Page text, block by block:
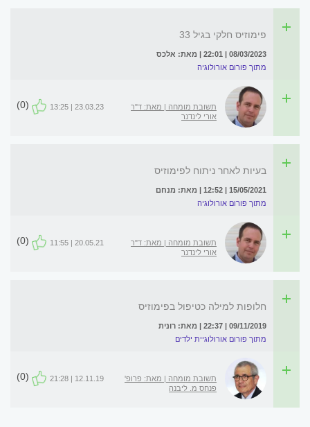
פימוזיס חלקי בגיל 33
08/03/2023 | 22:01 | מאת: אלכס
מתוך פורום אורולוגיה
תשובת מומחה | מאת: ד"ר
אורי לינדנר
23.03.23 | 13:25
(0)
בעיות לאחר ניתוח לפימוזיס
15/05/2021 | 12:52 | מאת: מנחם
מתוך פורום אורולוגיה
תשובת מומחה | מאת: ד"ר
אורי לינדנר
20.05.21 | 11:55
(0)
חלופות למילה כטיפול בפימוזיס
09/11/2019 | 22:37 | מאת: רונית
מתוך פורום אורולוגיית ילדים
תשובת מומחה | מאת: פרופ'
פנחס מ. ליבנה
12.11.19 | 21:28
(0)